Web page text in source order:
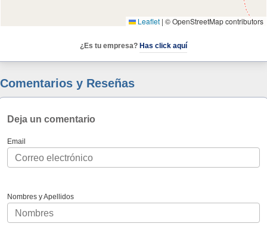
Leaflet | © OpenStreetMap contributors
¿Es tu empresa? Has click aquí
Comentarios y Reseñas
Deja un comentario
Email
Nombres y Apellidos